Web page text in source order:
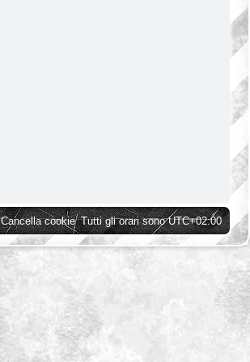
Tutti gli orari sonoUTC+02:00
Cancella cookie